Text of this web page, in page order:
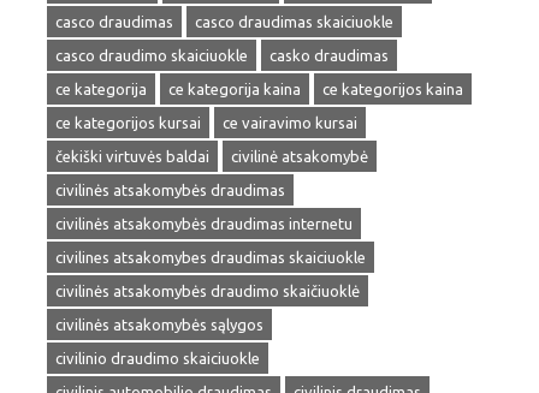
casco draudimas
casco draudimas skaiciuokle
casco draudimo skaiciuokle
casko draudimas
ce kategorija
ce kategorija kaina
ce kategorijos kaina
ce kategorijos kursai
ce vairavimo kursai
čekiški virtuvės baldai
civilinė atsakomybė
civilinės atsakomybės draudimas
civilinės atsakomybės draudimas internetu
civilines atsakomybes draudimas skaiciuokle
civilinės atsakomybės draudimo skaičiuoklė
civilinės atsakomybės sąlygos
civilinio draudimo skaiciuokle